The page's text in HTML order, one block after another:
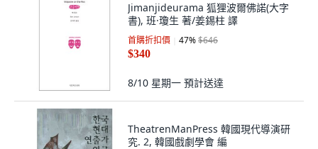
Jimanjideurama 狐狸波爾佛諾(大字
書), 班·瓊生 著/姜錫柱 譯
首購折扣價 47%$646
$340
8/10 星期一 預計送達
TheatrenManPress 韓國現代導演研
究. 2, 韓國戲劇學會 編